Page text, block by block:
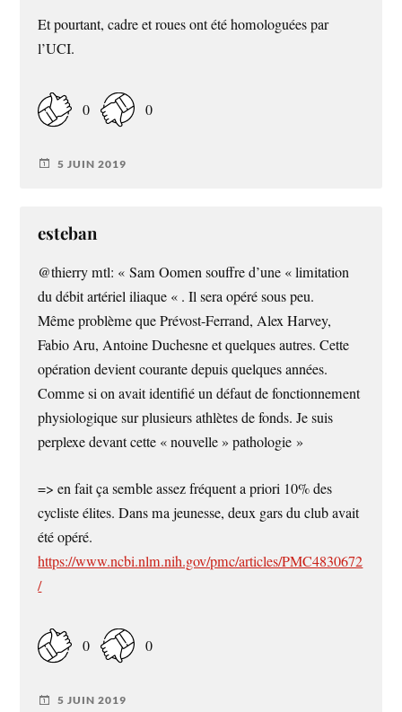
Et pourtant, cadre et roues ont été homologuées par
l’UCI.
0 0
5 JUIN 2019
esteban
@thierry mtl: « Sam Oomen souffre d’une « limitation
du débit artériel iliaque « . Il sera opéré sous peu.
Même problème que Prévost-Ferrand, Alex Harvey,
Fabio Aru, Antoine Duchesne et quelques autres. Cette
opération devient courante depuis quelques années.
Comme si on avait identifié un défaut de fonctionnement
physiologique sur plusieurs athlètes de fonds. Je suis
perplexe devant cette « nouvelle » pathologie »
=> en fait ça semble assez fréquent a priori 10% des
cycliste élites. Dans ma jeunesse, deux gars du club avait
été opéré.
https://www.ncbi.nlm.nih.gov/pmc/articles/PMC4830672
/
0 0
5 JUIN 2019